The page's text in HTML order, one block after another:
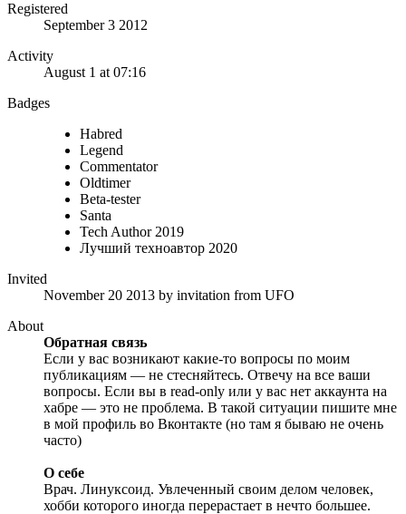
Registered
September 3 2012
Activity
August 1 at 07:16
Badges
Habred
Legend
Commentator
Oldtimer
Beta-tester
Santa
Tech Author 2019
Лучший техноавтор 2020
Invited
November 20 2013 by invitation from UFO
About
Обратная связь
Если у вас возникают какие-то вопросы по моим
публикациям — не стесняйтесь. Отвечу на все ваши
вопросы. Если вы в read-only или у вас нет аккаунта на
хабре — это не проблема. В такой ситуации пишите мне
в мой профиль во Вконтакте (но там я бываю не очень
часто)
О себе
Врач. Линуксоид. Увлеченный своим делом человек,
хобби которого иногда перерастает в нечто большее.